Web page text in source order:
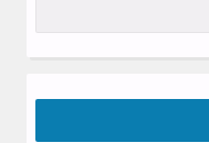
尋